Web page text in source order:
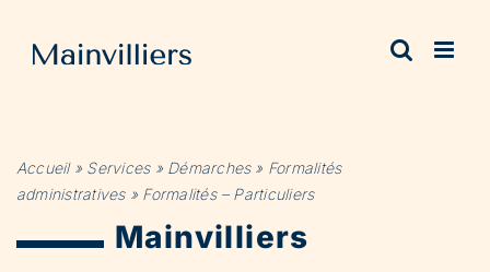
contenu
Accueil» Services» Démarches» Formalités
administratives» Formalités – Particuliers
Mainvilliers